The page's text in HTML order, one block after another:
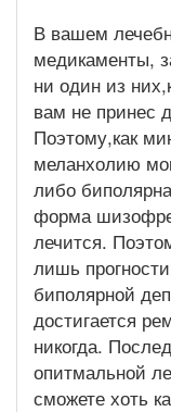
В вашем
медикаменты,
ни один из
вам не принес
Поэтому,как
меланхолию
либо
форма
лечится.
лишь
биполярной
достигается
никогда.
опитмальной
сможете хоть